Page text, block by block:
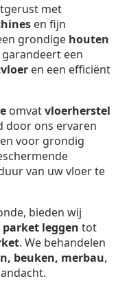
met
en fijn
grondige houten
een
en een efficiënt
omvatvloerherstel
door ons ervaren
voor grondig
van uw vloer te
bieden wij
leggen tot
. We behandelen
beuken, merbau,